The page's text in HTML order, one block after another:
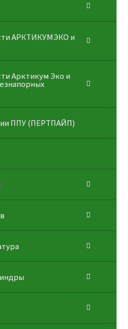
АРКТИКУМЭКО и
Арктикум Эко и
ППУ (ПЕРТПАЙП)